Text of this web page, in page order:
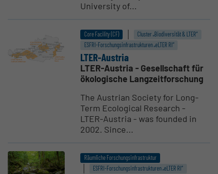
University of...
Core Facility (CF)
Cluster „Biodiversität & LTER“
ESFRI-Forschungs­infrastrukturen „eLTER RI“
LTER-Austria
LTER-Austria - Gesellschaft für
ökologische Langzeitforschung
The Austrian Society for Long-
Term Ecological Research -
LTER-Austria - was founded in
2002. Since...
Räumliche Forschungsinfrastruktur
ESFRI-Forschungs­infrastrukturen „eLTER RI“